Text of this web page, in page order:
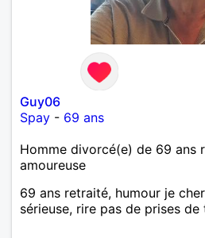
Guy06
Spay - 69 ans
Homme divorcé(e) de 69 ans
amoureuse
69 ans retraité, humour je
sérieuse, rire pas de prises de